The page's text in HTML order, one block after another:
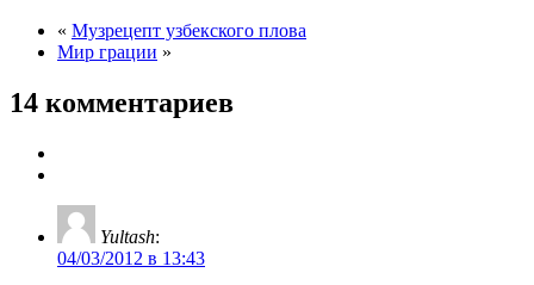
« Музрецепт узбекского плова
Мир грации »
14 комментариев
Yultash:
04/03/2012 в 13:43